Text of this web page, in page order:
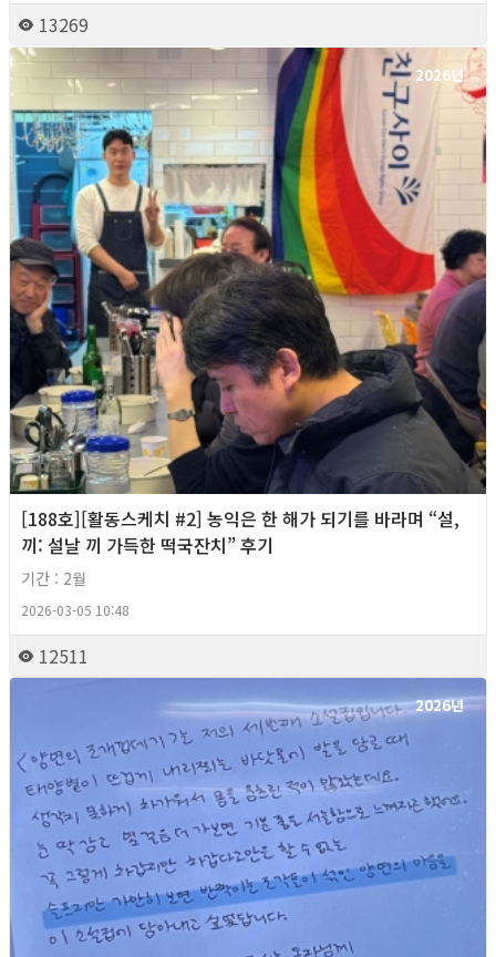
13269
2026년
[188호][활동스케치 #2] 농익은 한 해가 되기를 바라며 “설,
끼: 설날 끼 가득한 떡국잔치” 후기
기간 : 2월
2026-03-05 10:48
12511
2026년